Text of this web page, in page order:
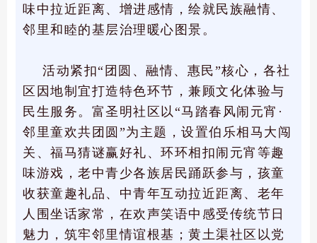
味中拉近距离、增进感情，绘就民族融情、
邻里和睦的基层治理暖心图景。
活动紧扣“团圆、融情、惠民”核心，各社
区因地制宜打造特色环节，兼顾文化体验与
民生服务。富圣明社区以“马踏春风闹元宵·
邻里童欢共团圆”为主题，设置伯乐相马大闯
关、福马猜谜赢好礼、环环相扣闹元宵等趣
味游戏，老中青少各族居民踊跃参与，孩童
收获童趣礼品、中青年互动拉近距离、老年
人围坐话家常，在欢声笑语中感受传统节日
魅力，筑牢邻里情谊根基；黄土渠社区以党